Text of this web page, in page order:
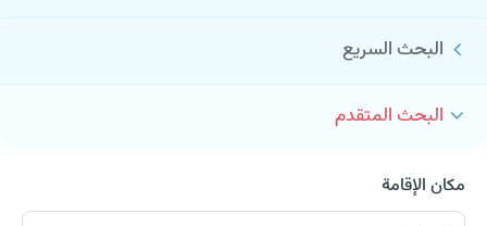
البحث السريع
البحث المتقدم
مكان الإقامة